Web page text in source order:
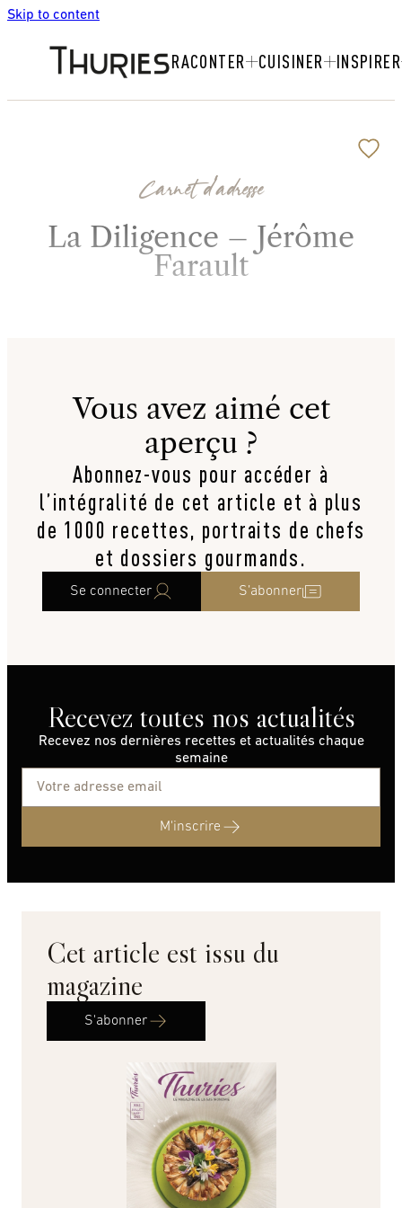
Skip to content
RACONTER CUISINER INSPIRER
Carnet d'adresse
La Diligence – Jérôme
Farault
Vous avez aimé cet
aperçu ?
Abonnez-vous pour accéder à
l’intégralité de cet article et à plus
de 1000 recettes, portraits de chefs
et dossiers gourmands.
Se connecter S’abonner
Recevez toutes nos actualités
Recevez nos dernières recettes et actualités chaque
semaine
M'inscrire
Cet article est issu du
magazine
S'abonner